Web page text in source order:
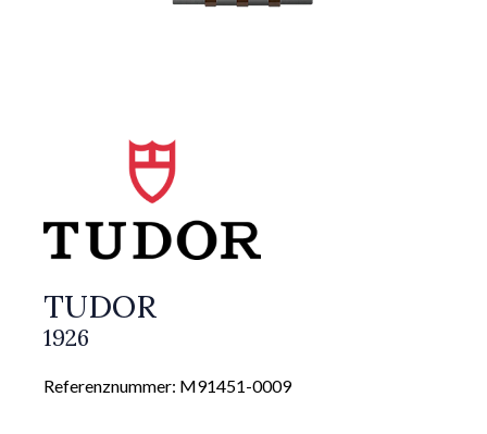
TUDOR
1926
Referenznummer: M91451-0009